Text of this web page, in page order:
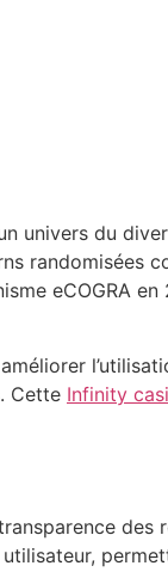
univers du
randomisées
eCOGRA
Cette Infinity
des